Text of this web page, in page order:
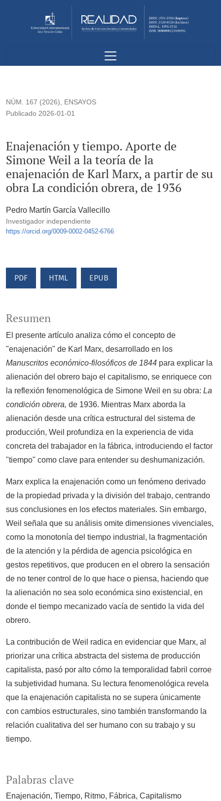
Enajenación y tiempo. Aporte de Simone Weil a la teoría
NÚM. 167 (2026) ENSAYOS
Enajenación y tiempo. Aporte de
Simone Weil a la teoría de la
enajenación de Karl Marx, a partir de su
obra La condición obrera, de 1936
Publicado 2026-01-01
Pedro Martín García Vallecillo
Investigador independiente
https://orcid.org/0009-0002-0452-6766
PDF HTML EPUB
Palabras clave
Enajenación Tiempo Ritmo Fábrica Capitalismo
Resumen
El presente artículo analiza cómo el concepto de
"enajenación" de Karl Marx, desarrollado en los
Manuscritos económico-filosóficos de 1844 para explicar la
alienación del obrero bajo el capitalismo, se enriquece con
la reflexión fenomenológica de Simone Weil en su obra: La
condición obrera, de 1936. Mientras Marx aborda la
alienación desde una crítica estructural del sistema de
producción, Weil profundiza en la experiencia de vida
concreta del trabajador en la fábrica, introduciendo el factor
"tiempo" como clave para entender su deshumanización.
Marx explica la enajenación como un fenómeno derivado
de la propiedad privada y la división del trabajo, centrando
sus conclusiones en los efectos materiales. Sin embargo,
Weil señala que su análisis omite dimensiones vivenciales,
como la monotonía del tiempo industrial, la fragmentación
de la atención y la pérdida de agencia psicológica en
gestos repetitivos, que producen en el obrero la sensación
de no tener control de lo que hace o piensa, haciendo que
la alienación no sea solo económica sino existencial, en
donde el tiempo mecanizado vacía de sentido la vida del
obrero.
La contribución de Weil radica en evidenciar que Marx, al
priorizar una crítica abstracta del sistema de producción
capitalista, pasó por alto cómo la temporalidad fabril corroe
la subjetividad humana. Su lectura fenomenológica revela
que la enajenación capitalista no se supera únicamente
con cambios estructurales, sino también transformando la
relación cualitativa del ser humano con su trabajo y su
tiempo.